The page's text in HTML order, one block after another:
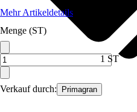
Verkauf durch: Primagran
Mehr Artikeldetails
Menge (ST)
1 ST